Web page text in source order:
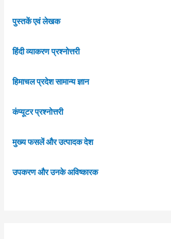
पुस्तकें एवं लेखक
हिंदी व्याकरण प्रश्नोत्तरी
हिमाचल प्रदेश सामान्य ज्ञान
कंप्यूटर प्रश्नोत्तरी
मुख्य फसलें और उत्पादक देश
उपकरण और उनके अविष्कारक